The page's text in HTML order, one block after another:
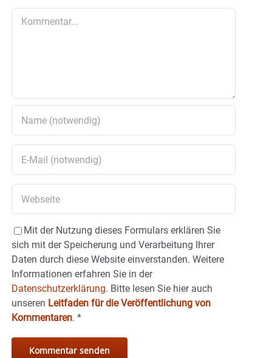
Mit der Nutzung dieses Formulars erklären Sie
sich mit der Speicherung und Verarbeitung Ihrer
Daten durch diese Website einverstanden. Weitere
Informationen erfahren Sie in der
Datenschutzerklärung. Bitte lesen Sie hier auch
unseren Leitfaden für die Veröffentlichung von
Kommentaren. *